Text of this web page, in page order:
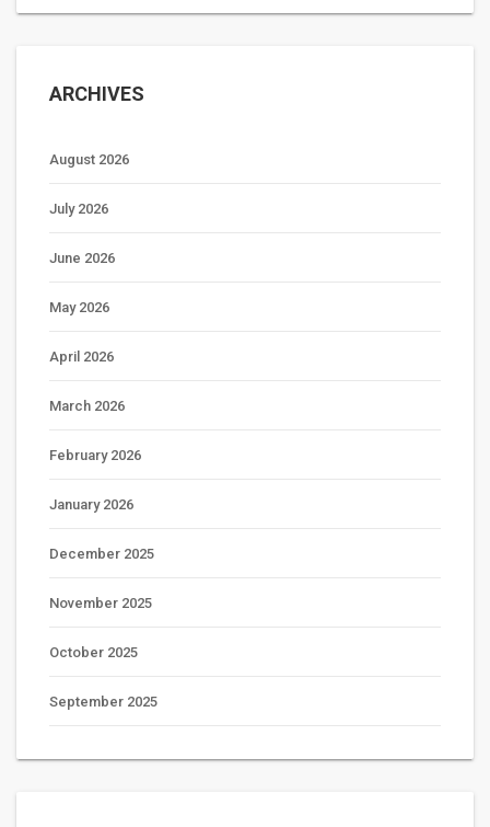
ARCHIVES
August 2026
July 2026
June 2026
May 2026
April 2026
March 2026
February 2026
January 2026
December 2025
November 2025
October 2025
September 2025